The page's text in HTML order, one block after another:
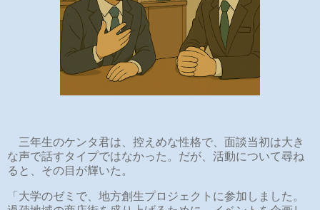
三年生のケンタ君は、控えめな性格で、面談当初は大き
な声で話すタイプではなかった。だが、活動について尋ね
ると、その目が輝いた。
「大学のゼミで、地方創生プロジェクトに参加しました。